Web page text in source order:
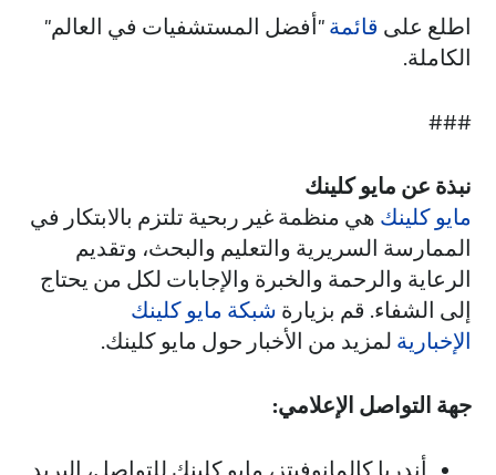
اطلع على قائمة "أفضل المستشفيات في العالم"
الكاملة.
###
نبذة عن مايو كلينك
مايو كلينك هي منظمة غير ربحية تلتزم بالابتكار في
الممارسة السريرية والتعليم والبحث، وتقديم
الرعاية والرحمة والخبرة والإجابات لكل من يحتاج
إلى الشفاء. قم بزيارة شبكة مايو كلينك
الإخبارية لمزيد من الأخبار حول مايو كلينك.
جهة التواصل الإعلامي:
أندريا كالمانوفيتز، مايو كلينك للتواصل، البريد